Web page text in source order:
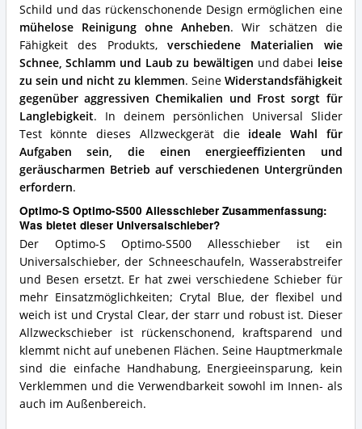
Schild und das rückenschonende Design ermöglichen eine
mühelose Reinigung ohne Anheben. Wir schätzen die
Fähigkeit des Produkts, verschiedene Materialien wie
Schnee, Schlamm und Laub zu bewältigen und dabei leise
zu sein und nicht zu klemmen. Seine Widerstandsfähigkeit
gegenüber aggressiven Chemikalien und Frost sorgt für
Langlebigkeit. In deinem persönlichen Universal Slider
Test könnte dieses Allzweckgerät die ideale Wahl für
Aufgaben sein, die einen energieeffizienten und
geräuscharmen Betrieb auf verschiedenen Untergründen
erfordern.
Optimo-S Optimo-S500 Allesschieber Zusammenfassung:
Was bietet dieser Universalschieber?
Der Optimo-S Optimo-S500 Allesschieber ist ein
Universalschieber, der Schneeschaufeln, Wasserabstreifer
und Besen ersetzt. Er hat zwei verschiedene Schieber für
mehr Einsatzmöglichkeiten; Crytal Blue, der flexibel und
weich ist und Crystal Clear, der starr und robust ist. Dieser
Allzweckschieber ist rückenschonend, kraftsparend und
klemmt nicht auf unebenen Flächen. Seine Hauptmerkmale
sind die einfache Handhabung, Energieeinsparung, kein
Verklemmen und die Verwendbarkeit sowohl im Innen- als
auch im Außenbereich.